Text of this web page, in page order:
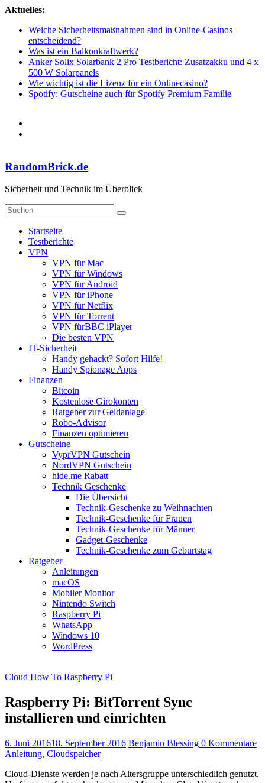
Zum
springen
Aktuelles:
Welche Sicherheitsmaßnahmen sind in Online-Casinos
entscheidend?
Was ist ein Balkonkraftwerk?
Anker Solix Solarbank 2 Pro Testbericht: Zusatzakku und 4 x
500 W Solarpanels
Wie wichtig ist die Lizenz für ein Onlinecasino?
Spotify: Gutscheine auch für Spotify Premium Familie
RandomBrick.de
Sicherheit und Technik im Überblick
Startseite
Testberichte
VPN
VPN für Mac
VPN für Windows
VPN für Android
VPN für iPhone
VPN für Netflix
VPN für Torrent
VPN fürBBC iPlayer
Die besten VPN
IT-Sicherheit
Handy gehackt? Sofort Hilfe!
Handy Spionage Apps
Finanzen
Bitcoin
Kostenlose Girokonten
Ratgeber zur Geldanlage
Robo-Advisor
Finanzen optimieren
Gutscheine
VyprVPN Gutschein
NordVPN Gutschein
hide.me Rabatt
Technik Geschenke
Die Übersicht
Technik-Geschenke zu Weihnachten
Technik-Geschenke für Frauen
Technik-Geschenke für Männer
Gadget-Geschenke
Technik-Geschenke zum Geburtstag
Ratgeber
Anleitungen
macOS
Mobiler Monitor
Nintendo Switch
Raspberry Pi
WhatsApp
Windows 10
WordPress
Cloud How To Raspberry Pi
Raspberry Pi: BitTorrent Sync
installieren und einrichten
6. Juni 201618. September 2016 Benjamin Blessing 0 Kommentare
Anleitung, Cloudspeicher
Cloud-Dienste werden je nach Altersgruppe unterschiedlich genutzt.